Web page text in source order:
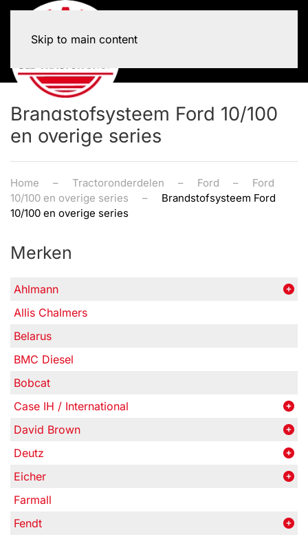
Skip to main content
Brandstofsysteem Ford 10/100
en overige series
Home Tractoronderdelen Ford
Ford
10/100 en overige series
Brandstofsysteem Ford
10/100 en overige series
Merken
Ahlmann
Allis Chalmers
Belarus
BMC Diesel
Bobcat
Case IH / International
David Brown
Deutz
Eicher
Farmall
Fendt